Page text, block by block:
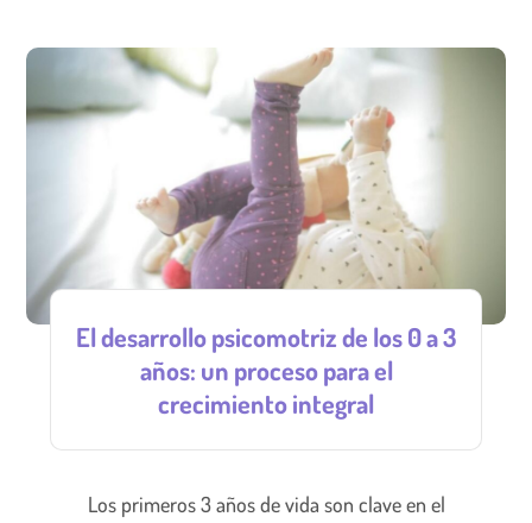
El desarrollo psicomotriz de los 0 a 3
años: un proceso para el
crecimiento integral
Los primeros 3 años de vida son clave en el